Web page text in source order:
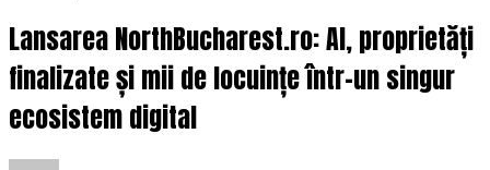
Lansarea NorthBucharest.ro: AI, proprietăți
finalizate și mii de locuințe într-un singur
ecosistem digital